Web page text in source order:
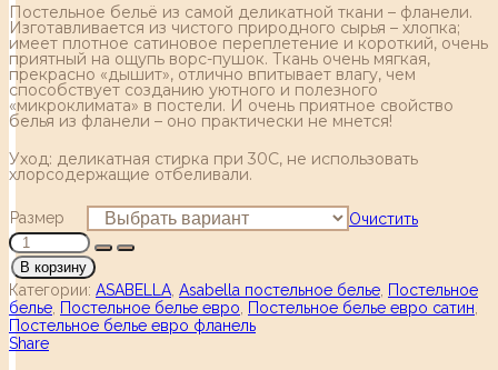
Постельное бельё из самой деликатной ткани – фланели.
Изготавливается из чистого природного сырья – хлопка;
имеет плотное сатиновое переплетение и короткий, очень
приятный на ощупь ворс-пушок. Ткань очень мягкая,
прекрасно «дышит», отлично впитывает влагу, чем
способствует созданию уютного и полезного
«микроклимата» в постели. И очень приятное свойство
белья из фланели – оно практически не мнется!
Уход: деликатная стирка при 30С, не использовать
хлорсодержащие отбеливали.
Размер Очистить
В корзину
Категории: ASABELLA Asabella постельное белье Постельное
белье Постельное белье евро Постельное белье евро сатин
Постельное белье евро фланель
Share